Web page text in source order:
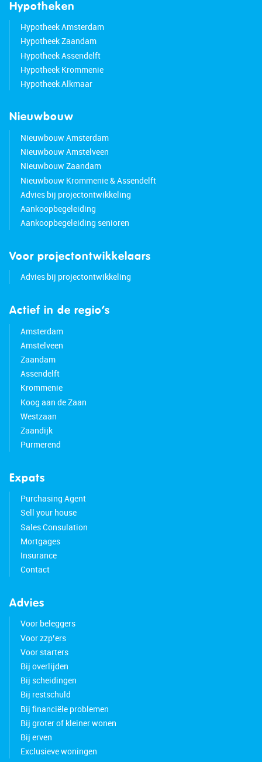
You can walk to Zaandam railway station and the
can travel to Amsterdam Central Station (12 min),
Schiphol Airport (25 min) and Alkmaar (25 min)
in no time. Major roads are also nearby. By car,
the A7 towards Purmerend and Hoorn and the A8
with the A10 ring road towards Amsterdam are
Good to know:
• Charming house with deep northwest-facing
backyard
• Beautiful light
• Foundation subsidence is minor
• Can be decorated entirely to your own taste
• Located in the heart of Zaandam
• Shops, restaurants, and public transportation
• Close to major roads
• Energy label: E
Hypotheken
Hypotheek Amsterdam
Hypotheek Zaandam
Hypotheek Assendelft
Hypotheek Krommenie
Hypotheek Alkmaar
Nieuwbouw
Nieuwbouw Amsterdam
Nieuwbouw Amstelveen
Nieuwbouw Zaandam
Nieuwbouw Krommenie & Assendelft
Advies bij projectontwikkeling
Aankoopbegeleiding
Aankoopbegeleiding senioren
Voor projectontwikkelaars
Advies bij projectontwikkeling
Actief in de regio’s
Amsterdam
Amstelveen
Zaandam
Assendelft
Krommenie
Koog aan de Zaan
Westzaan
Zaandijk
Purmerend
Expats
Purchasing Agent
Sell your house
Sales Consulation
Mortgages
Insurance
Contact
Advies
Voor beleggers
Voor zzp’ers
Voor starters
Bij overlijden
Bij scheidingen
Bij restschuld
Bij financiële problemen
Bij groter of kleiner wonen
Bij erven
Exclusieve woningen